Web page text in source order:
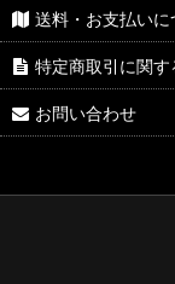
送料・お支払いに
特定商取引に関
お問い合わせ